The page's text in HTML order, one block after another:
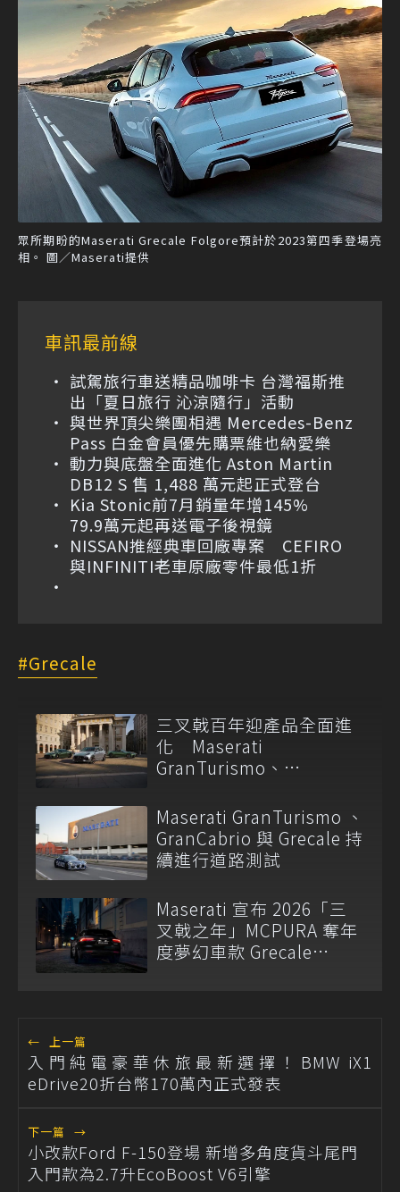
眾所期盼的Maserati Grecale Folgore預計於2023第四季登場亮
相。 圖／Maserati提供
車訊最前線
試駕旅行車送精品咖啡卡 台灣福斯推
出「夏日旅行 沁涼隨行」活動
與世界頂尖樂團相遇 Mercedes-Benz
Pass 白金會員優先購票維也納愛樂
動力與底盤全面進化 Aston Martin
DB12 S 售 1,488 萬元起正式登台
Kia Stonic前7月銷量年增145%
79.9萬元起再送電子後視鏡
NISSAN推經典車回廠專案 CEFIRO
與INFINITI老車原廠零件最低1折
Grecale
三叉戟百年迎產品全面進
化 Maserati
GranTurismo、
步升級
Maserati GranTurismo 、
GranCabrio 與 Grecale 持
續進行道路測試
Maserati 宣布 2026「三
叉戟之年」MCPURA 奪年
度夢幻車款 Grecale
← 上一篇
入門純電豪華休旅最新選擇！BMW iX1
eDrive20折台幣170萬內正式發表
下一篇 →
小改款Ford F-150登場 新增多角度貨斗尾門
入門款為2.7升EcoBoost V6引擎